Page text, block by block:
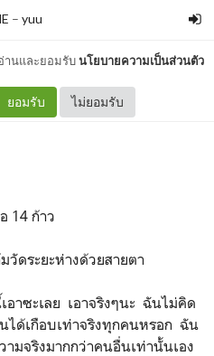
านและยอมรับนโยบายความเป็นส่วนตัว
ยอมรับ ไม่ยอมรับ
– yuu
ว่างรองเท้า
14 ก้าว
วัดระยะห่างด้วยสายตา
าซะเลย เอาจริงๆนะ ฉันไม่คิด
ได้เกือบเท่าจริงทุกคนหรอก ฉัน
มจริงมากกว่าคนอื่นเท่านั้นเอง